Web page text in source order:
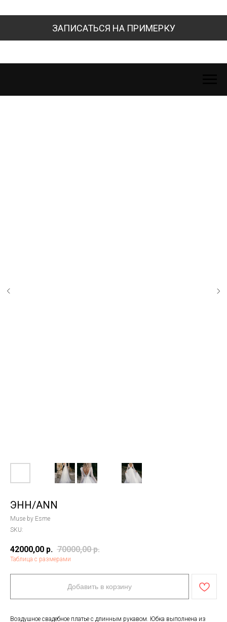
ЗАПИСАТЬСЯ НА ПРИМЕРКУ
ЭНН/ANN
Muse by Esme
SKU:
42000,00 р. 70000,00 р.
Таблица с размерами
Добавить в корзину
Воздушное свадебное платье с длинным рукавом. Юбка выполнена из